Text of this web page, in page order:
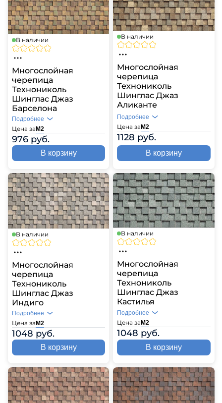
В наличии
Многослойная
черепица
Технониколь
Шинглас Джаз
Барселона
Цена заМ2
976 руб.
Подробнее
В корзину
В наличии
Многослойная
черепица
Технониколь
Шинглас Джаз
Аликанте
Цена заМ2
1128 руб.
Подробнее
В корзину
В наличии
Многослойная
черепица
Технониколь
Шинглас Джаз
Индиго
Цена заМ2
1048 руб.
Подробнее
В корзину
В наличии
Многослойная
черепица
Технониколь
Шинглас Джаз
Кастилья
Цена заМ2
1048 руб.
Подробнее
В корзину